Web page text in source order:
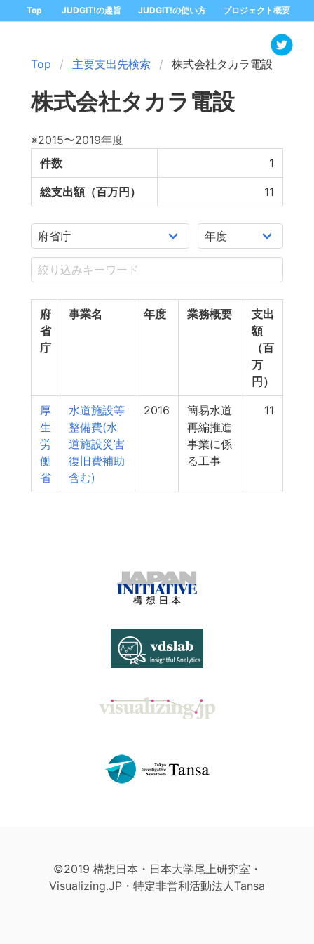
Top JUDGIT!の趣旨 JUDGIT!の使い方 プロジェクト概要
Top 主要支出先検索 株式会社タカラ電設
株式会社タカラ電設
※2015〜2019年度
件数
1
総支出額（百万円） 11
府
省
庁
事業名 年度 業務概要
支出
額
（百
万
円）
厚
生
労
働
省
水道施設等
整備費(水
道施設災害
復旧費補助
含む)
2016
簡易水道
再編推進
事業に係
る工事
11
©2019 構想日本・日本大学尾上研究室・
Visualizing.JP・特定非営利活動法人Tansa